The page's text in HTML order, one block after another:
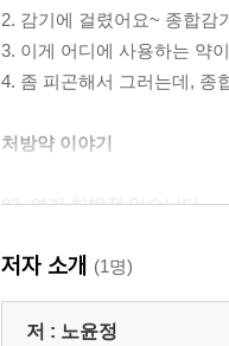
2. 감기에 걸렸어요~ 종합감
3. 이게 어디에 사용하는 약
4. 좀 피곤해서 그러는데, 종
처방약 이야기
02. 여기 처방전 있습니다
2. ‘복약지도’는 단순히 ‘하
3. 만성질환자는 단골 약국
4. 약은 꼭 충분한 물과 함께
저자 소개 (1명)
저 : 노윤정